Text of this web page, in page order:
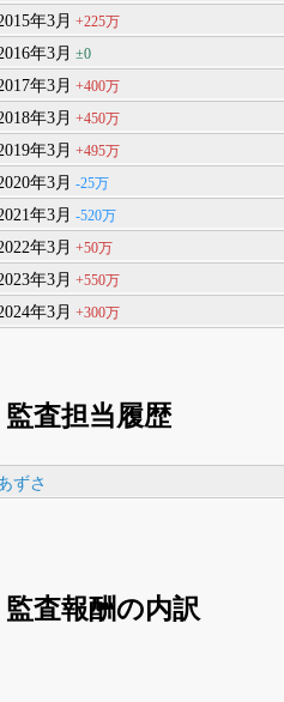
年3月+225万
年3月±0
年3月+400万
年3月+450万
年3月+495万
年3月-25万
年3月-520万
年3月+50万
年3月+550万
年3月+300万
監査担当履歴
ずさ
監査報酬の内訳